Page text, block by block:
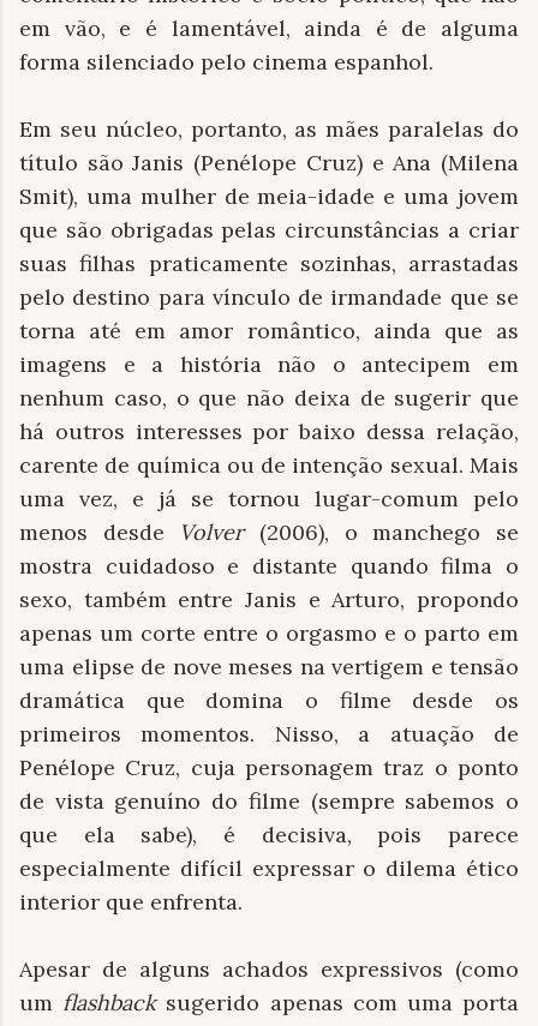
em vão, e é lamentável, ainda é de alguma
forma silenciado pelo cinema espanhol.
Em seu núcleo, portanto, as mães paralelas do
título são Janis (Penélope Cruz) e Ana (Milena
Smit), uma mulher de meia-idade e uma jovem
que são obrigadas pelas circunstâncias a criar
suas filhas praticamente sozinhas, arrastadas
pelo destino para vínculo de irmandade que se
torna até em amor romântico, ainda que as
imagens e a história não o antecipem em
nenhum caso, o que não deixa de sugerir que
há outros interesses por baixo dessa relação,
carente de química ou de intenção sexual. Mais
uma vez, e já se tornou lugar-comum pelo
menos desde
Volver(2006), o manchego se
mostra cuidadoso e distante quando filma o
sexo, também entre Janis e Arturo, propondo
apenas um corte entre o orgasmo e o parto em
uma elipse de nove meses na vertigem e tensão
dramática que domina o filme desde os
primeiros momentos. Nisso, a atuação de
Penélope Cruz, cuja personagem traz o ponto
de vista genuíno do filme (sempre sabemos o
que ela sabe), é decisiva, pois parece
especialmente difícil expressar o dilema ético
interior que enfrenta.
Apesar de alguns achados expressivos (como
um flashbacksugerido apenas com uma porta